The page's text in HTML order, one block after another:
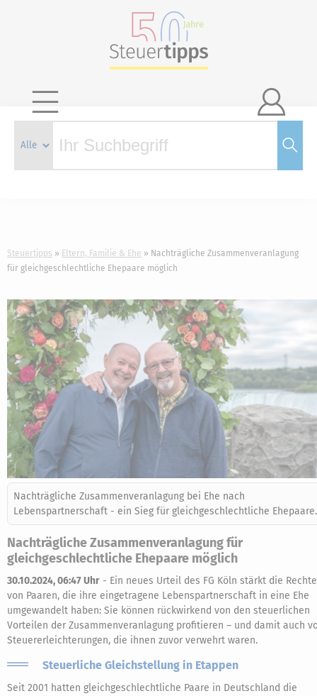

Steuertipps Eltern, Familie & Ehe
Nachträgliche Zusammenveranlagung
für gleichgeschlechtliche Ehepaare möglich
Nachträgliche Zusammenveranlagung bei Ehe nach
Lebenspartnerschaft - ein Sieg für gleichgeschlechtliche Ehepaare.
Nachträgliche Zusammenveranlagung für
gleichgeschlechtliche Ehepaare möglich
30.10.2024, 06:47 Uhr - Ein neues Urteil des FG Köln stärkt die Rechte
von Paaren, die ihre eingetragene Lebenspartnerschaft in eine Ehe
umgewandelt haben: Sie können rückwirkend von den steuerlichen
Vorteilen der Zusammenveranlagung profitieren – und damit auch
Steuererleichterungen, die ihnen zuvor verwehrt waren.
Steuerliche Gleichstellung in Etappen
Seit 2001 hatten gleichgeschlechtliche Paare in Deutschland die